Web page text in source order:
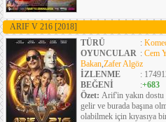
ARIF V 216 [2018]
TÜRÜ
:
OYUNCULAR : Cem
Bakan,Zafer Algöz
İZLENME
:
BEĞENİ
:+683
Özet: Arif'in yakın dostu
gelir ve burada başına
olabilmek için kıyasıya